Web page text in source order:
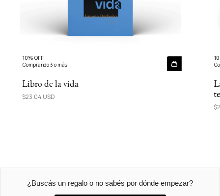
10% OFF
Comprando 3 o más
Libro de la vida
$23.04 USD
¿Buscás un regalo o no sabés por dónde empezar?